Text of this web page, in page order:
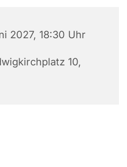
2027, 18:30 Uhr
10,